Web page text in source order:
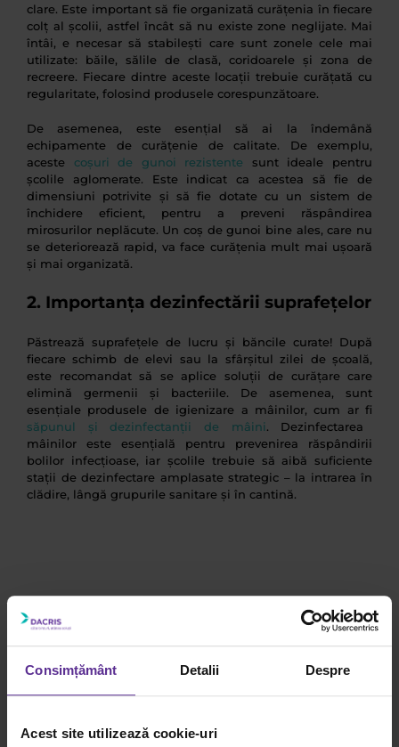
Consimțământ Detalii Despre
Acest site utilizează cookie-uri
clare. Este important să fie organizată curățenia în fiecare
colț al școlii, astfel încât să nu existe zone neglijate. Mai
întâi, e necesar să stabilești care sunt zonele cele mai
utilizate: băile, sălile de clasă, coridoarele și zona de
recreere. Fiecare dintre aceste locații trebuie curățată cu
regularitate, folosind produsele corespunzătoare.
De asemenea, este esențial să ai la îndemână
echipamente de curățenie de calitate. De exemplu,
aceste coșuri de gunoi rezistente sunt ideale pentru
școlile aglomerate. Este indicat ca acestea să fie de
dimensiuni potrivite și să fie dotate cu un sistem de
închidere eficient, pentru a preveni răspândirea
mirosurilor neplăcute. Un coș de gunoi bine ales, care nu
se deteriorează rapid, va face curățenia mult mai ușoară
și mai organizată.
2. Importanța dezinfectării suprafețelor
Păstrează suprafețele de lucru și băncile curate! După
fiecare schimb de elevi sau la sfârșitul zilei de școală,
este recomandat să se aplice soluții de curățare care
elimină germenii și bacteriile. De asemenea, sunt
esențiale produsele de igienizare a mâinilor, cum ar fi
săpunul și dezinfectanții de mâini. Dezinfectarea
mâinilor este esențială pentru prevenirea răspândirii
bolilor infecțioase, iar școlile trebuie să aibă suficiente
stații de dezinfectare amplasate strategic – la intrarea în
clădire, lângă grupurile sanitare și în cantină.